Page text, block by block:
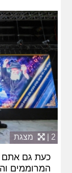
2 | מצגת
כעת גם אתם
המרוממים